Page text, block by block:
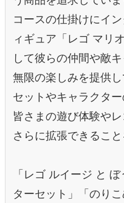
コースの仕掛けにイ
ィギュア「レゴ マリ
して彼らの仲間や敵
無限の楽しみを提供
セットやキャラクタ
皆さまの遊び体験や
さらに拡張できるこ
「レゴ ルイージ と
ターセット」「のり